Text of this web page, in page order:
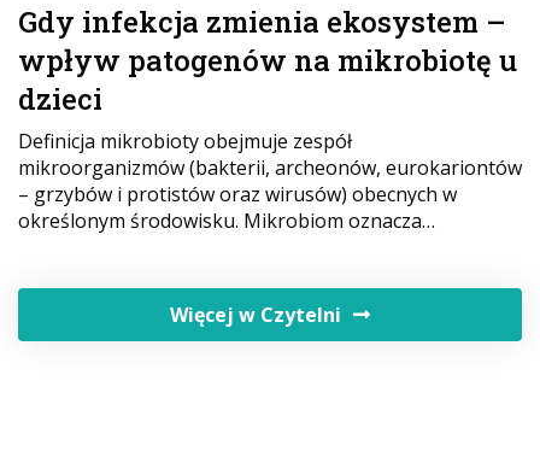
Gdy infekcja zmienia ekosystem –
wpływ patogenów na mikrobiotę u
dzieci
Definicja mikrobioty obejmuje zespół
mikroorganizmów (bakterii, archeonów, eurokariontów
– grzybów i protistów oraz wirusów) obecnych w
określonym środowisku. Mikrobiom oznacza…
Więcej w Czytelni